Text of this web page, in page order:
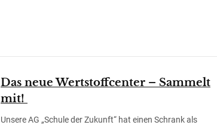
Das neue Wertstoffcenter – Sammelt
mit!
Unsere AG „Schule der Zukunft“ hat einen Schrank als